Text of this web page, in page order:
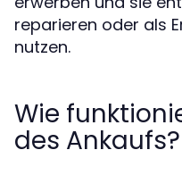
reparieren oder als
nutzen.
Wie
des Ankaufs?